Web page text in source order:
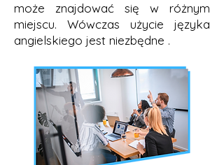
może znajdować się w różnym
miejscu. Wówczas użycie języka
angielskiego jest niezbędne .